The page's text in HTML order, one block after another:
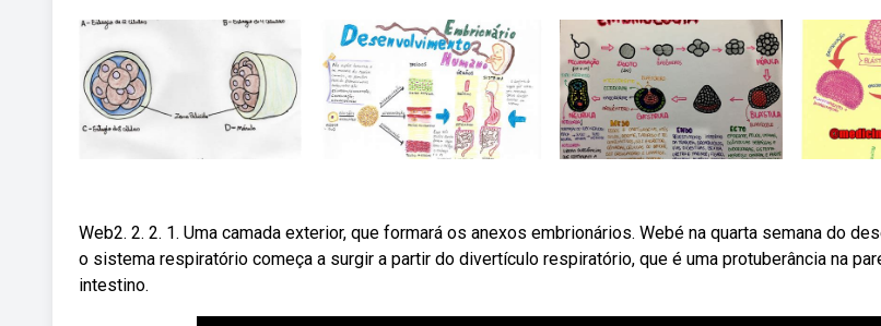
Web2. 2. 2. 1. Uma camada exterior, que formará os anexos embrionários. Webé na quarta semana do
o sistema respiratório começa a surgir a partir do divertículo respiratório, que é uma protuberância na
intestino.